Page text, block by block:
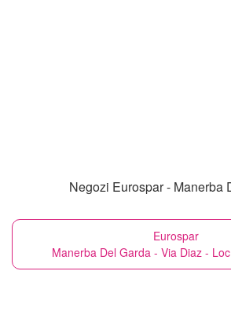
Negozi Eurospar - Manerba
Eurospar
Manerba Del Garda - Via Diaz -